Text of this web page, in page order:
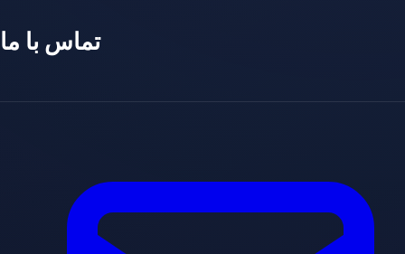
تماس با ما